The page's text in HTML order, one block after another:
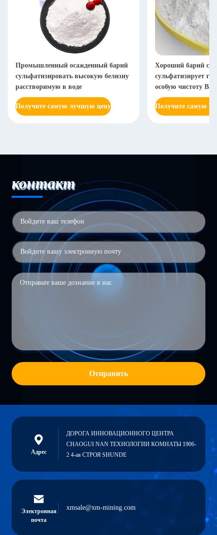
Промышленный осажденный барий
сульфатизировать высокую белизну
расстворимую в воде
Получите самую лучшую цену
Хороший барий
сульфатизирует
особую чистоту
Получите самую
контакт
Отправить
Адрес
ДОРОГА ИННОВАЦИОННОГО ЦЕНТРА
CHAOGUI NAN ТЕХНОЛОГИИ КОМНАТЫ 1906-
2 4-ая СТРОЯ SHUNDE
Электронная
почта
xmsale@xm-mining.com